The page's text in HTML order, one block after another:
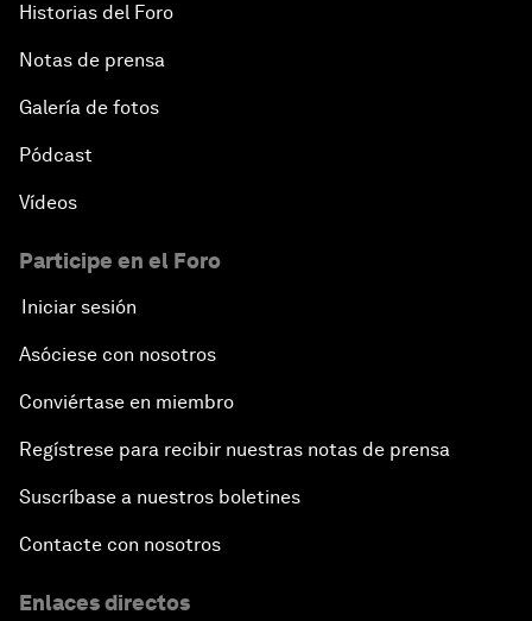
Historias del Foro
Notas de prensa
Galería de fotos
Pódcast
Vídeos
Participe en el Foro
Iniciar sesión
Asóciese con nosotros
Conviértase en miembro
Regístrese para recibir nuestras notas de prensa
Suscríbase a nuestros boletines
Contacte con nosotros
Enlaces directos